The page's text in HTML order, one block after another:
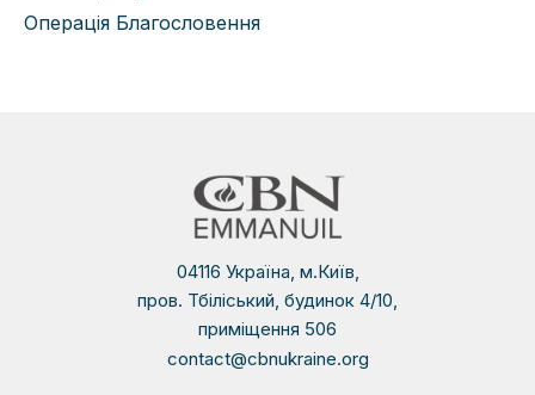
Операція Благословення
04116 Україна, м.Київ,
пров. Тбіліський, будинок 4/10,
приміщення 506
contact@cbnukraine.org